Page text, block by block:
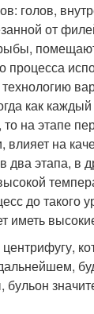
голов,
от
процесса
как
на этапе
на
этапа, в
до такого
иметь